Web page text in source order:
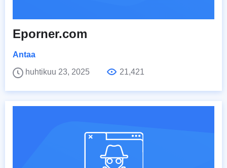
Eporner.com
Antaa
huhtikuu 23, 2025
21,421